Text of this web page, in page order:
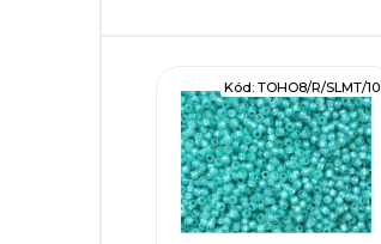
Kód: TOHO8/R/SLMT/10